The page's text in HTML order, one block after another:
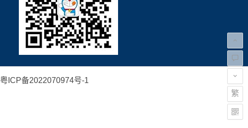
粤ICP备2022070974号-1
繁